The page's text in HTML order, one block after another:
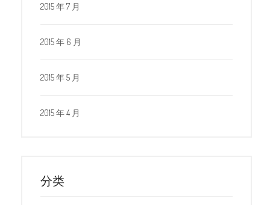
2015 年 7 月
2015 年 6 月
2015 年 5 月
2015 年 4 月
分类